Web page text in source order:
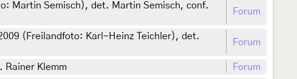
Martin Semisch), det. Martin Semisch, conf.
Forum
(Freilandfoto: Karl-Heinz Teichler), det.
Forum
Rainer Klemm
Forum